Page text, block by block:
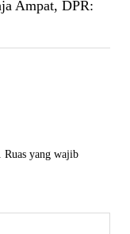
Ampat, DPR:
Ruas yang wajib